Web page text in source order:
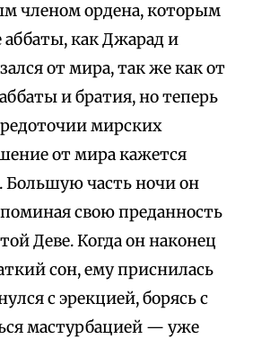
членом ордена, которым
аббаты, как Джарад и
от мира, так же как от
и братия, но теперь
мирских
от мира кажется
часть ночи он
свою преданность
Деве. Когда он наконец
сон, ему приснилась
с эрекцией, борясь с
мастурбацией — уже